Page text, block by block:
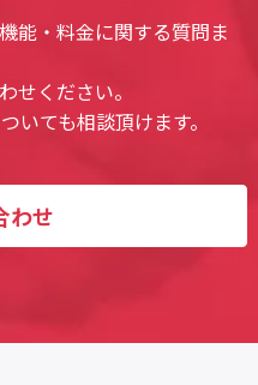
能・料金に関する質問ま
せください。
いても相談頂けます。
わせ